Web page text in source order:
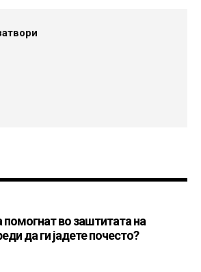
во заштитата на
да ги јадете почесто?